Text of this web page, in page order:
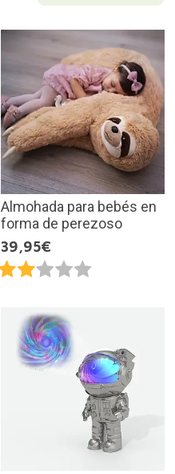
Almohada para bebés en
forma de perezoso
39,95€